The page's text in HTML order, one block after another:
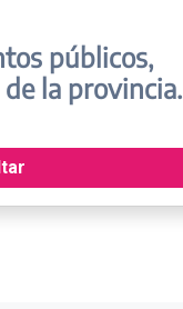
públicos,
la provincia.